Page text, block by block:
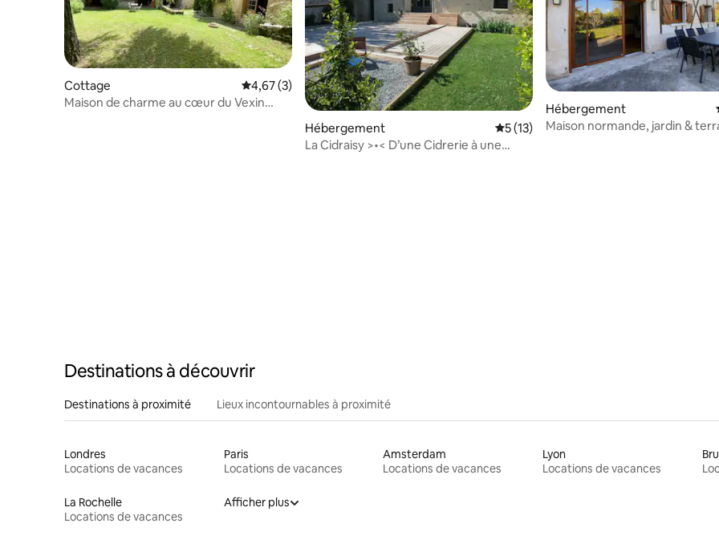
Cottage Évaluation moyenne sur la base de 3 commentaires : 4,67 sur 5
4,67 (3)
Maison de charme au cœur du Vexin
Hébergement Évaluation moyenne sur la base de 13
5 (13)
La Cidraisy >•< D’une Cidrerie à une
Hébergement
Maison normande, jardin &
Destinations à découvrir
Destinations à proximité Lieux incontournables à proximité
Londres
Locations de vacances
Paris
Locations de vacances
Amsterdam
Locations de vacances
Lyon
Locations de vacances
La Rochelle
Locations de vacances
Afficher plus